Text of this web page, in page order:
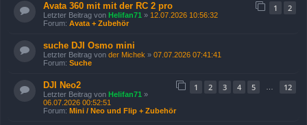
Avata 360 mit mit der RC 2 pro 1 2
Letzter Beitrag von Helifan71 » 12.07.2026 10:56:32
Forum: Avata + Zubehör
suche DJI Osmo mini
Letzter Beitrag von der Michek » 07.07.2026 07:41:41
Forum: Suche
DJI Neo2 1 2 3 4 5 12
Letzter Beitrag von Helifan71 »
06.07.2026 00:52:51
Forum: Mini / Neo und Flip + Zubehör